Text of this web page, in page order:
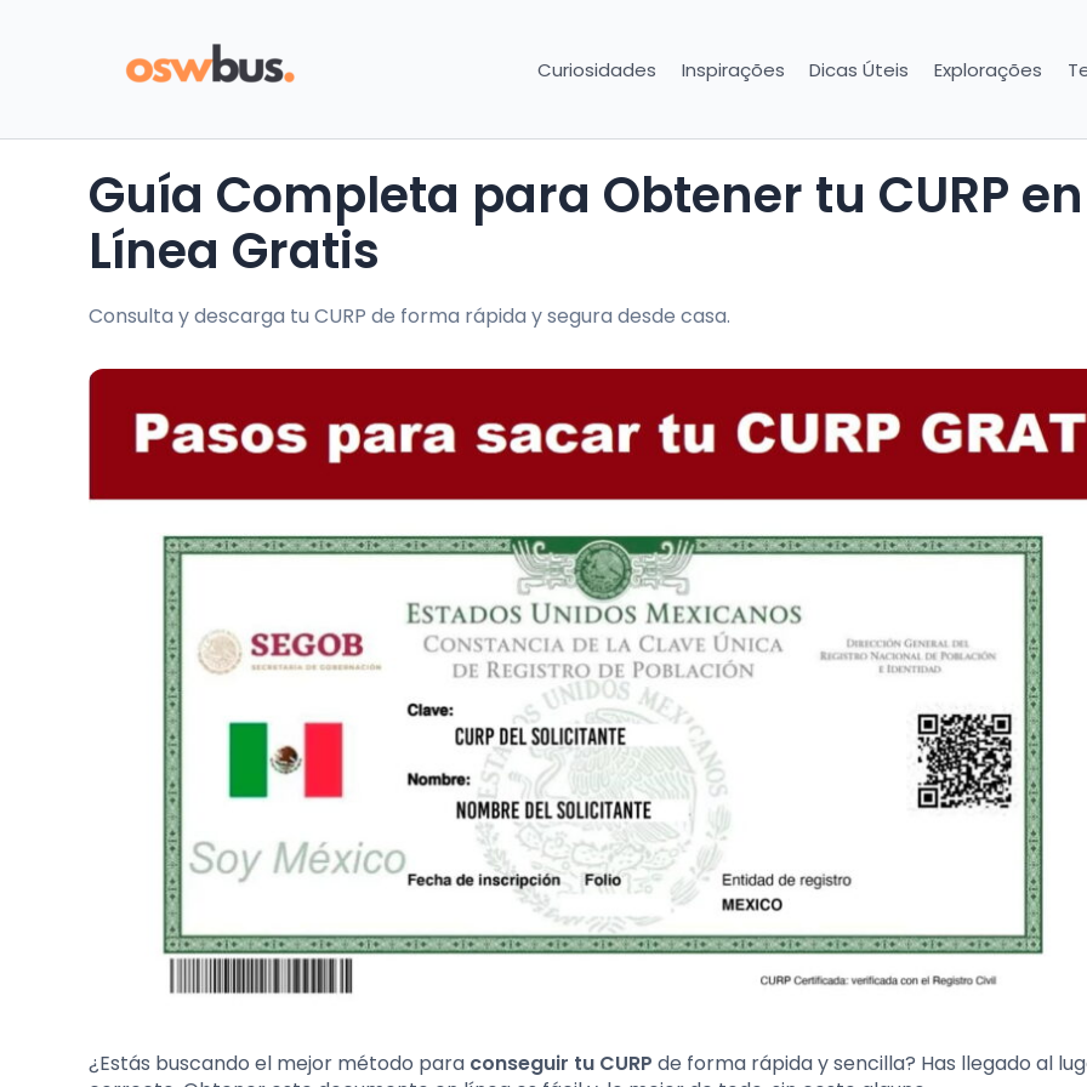
Curiosidades Inspirações Dicas Úteis Explorações
Guía Completa para Obtener tu CURP en
Línea Gratis
Consulta y descarga tu CURP de forma rápida y segura desde casa.
¿Estás buscando el mejor método para conseguir tu CURP de forma rápida y sencilla? Has llegado al